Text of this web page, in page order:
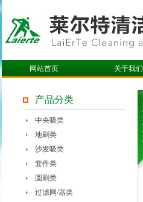
网站首页 关于我们
产品分类
中央吸类
地刷类
沙发吸类
套件类
圆刷类
过滤网/器类